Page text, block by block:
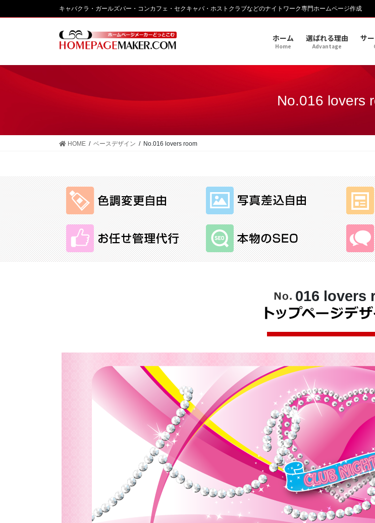
ン
に
ビ
ョ
キャバクラ・ガールズバー・コンカフェ・セクキャバ・ホストクラブなどのナイトワーク専門ホームページ作成
ホーム
Home
選ばれる理由
Advantage
サ
No.016 lovers
HOME ベースデザイン No.016 lovers room
016 lovers